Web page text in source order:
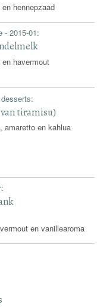
hennepzaad
- 2015-01:
havermout
:
tiramisu)
amaretto en kahlua
:
en vanillearoma